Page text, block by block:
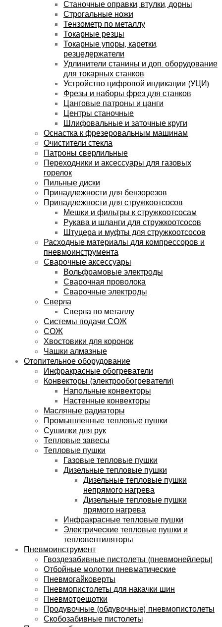
Станочные оправки, втулки, дорны
Строгальные ножи
Тензометр по металлу
Токарные резцы
Токарные упоры, каретки,
резцедержатели
Удлинители станины и доп. оборудование
для токарных станков
Устройство цифровой индикации (УЦИ)
Фрезы и наборы фрез для станков
Цанговые патроны и цанги
Центры станочные
Шлифовальные и заточные круги
Оснастка к фрезеровальным машинам
Очистители стекла
Патроны сверлильные
Переходники и аксессуары для газовых
горелок
Пильные диски
Принадлежности для бензорезов
Принадлежности для стружкоотсосов
Мешки и фильтры к стружкоотсосам
Рукава и шланги для стружкоотсосов
Штуцера и муфты для стружкоотсосов
Расходные материалы для компрессоров и
пневмоинструмента
Сварочные аксессуары
Вольфрамовые электроды
Сварочная проволока
Сварочные электроды
Сверла
Сверла по металлу
Системы подачи СОЖ
СОЖ
Хвостовики для коронок
Чашки алмазные
Отопительное оборудование
Инфракрасные обогреватели
Конвекторы (электрообогреватели)
Напольные конвекторы
Настенные конвекторы
Масляные радиаторы
Промышленные тепловые пушки
Сушилки для рук
Тепловые завесы
Тепловые пушки
Газовые тепловые пушки
Дизельные тепловые пушки
Дизельные тепловые пушки
непрямого нагрева
Дизельные тепловые пушки
прямого нагрева
Инфракрасные тепловые пушки
Электрические тепловые пушки и
тепловентиляторы
Пневмоинструмент
Гвоздезабивные пистолеты (пневмонейлеры)
Отбойные молотки пневматические
Пневмогайковерты
Пневмопистолеты для накачки шин
Пневмотрещотки
Продувочные (обдувочные) пневмопистолеты
Скобозабивные пистолеты